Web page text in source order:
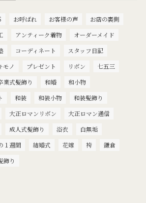
お呼ばれ お客様の声
お店の裏側
アンティーク着物
オーダーメイド
コーディネート
スタッフ日記
モノ プレゼント リボン
七五三
業式髪飾り 和婚
和小物
和装 和装小物
和装髪飾り
大正ロマンリボン
大正ロマン通信
成人式髪飾り 浴衣
白無垢
１週間 結婚式 花嫁 袴
鎌倉
飾り